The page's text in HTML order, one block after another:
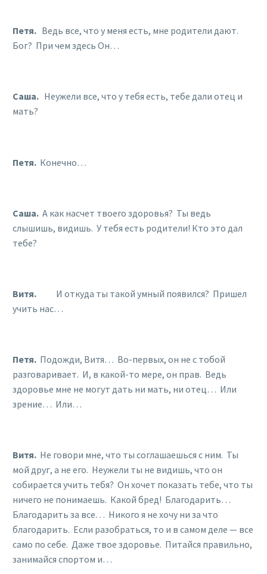
Петя. Ведь все, что у меня есть, мне родители дают.
Бог? При чем здесь Он…
Саша. Неужели все, что у тебя есть, тебе дали отец и
мать?
Петя. Конечно…
Саша. А как насчет твоего здоровья? Ты ведь
слышишь, видишь. У тебя есть родители! Кто это дал
тебе?
Витя. И откуда ты такой умный появился? Пришел
учить нас…
Петя. Подожди, Витя… Во-первых, он не с тобой
разговаривает. И, в какой-то мере, он прав. Ведь
здоровье мне не могут дать ни мать, ни отец… Или
зрение… Или…
Витя. Не говори мне, что ты соглашаешься с ним. Ты
мой друг, а не его. Неужели ты не видишь, что он
собирается учить тебя? Он хочет показать тебе, что ты
ничего не понимаешь. Какой бред! Благодарить…
Благодарить за все… Никого я не хочу ни за что
благодарить. Если разобраться, то и в самом деле — все
само по себе. Даже твое здоровье. Питайся правильно,
занимайся спортом и…